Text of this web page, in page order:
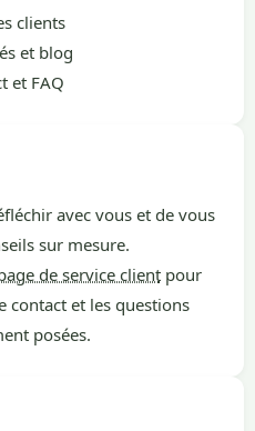
clients
et blog
et FAQ
avec vous et de vous
sur mesure.
de service clientpour
contact et les questions
posées.